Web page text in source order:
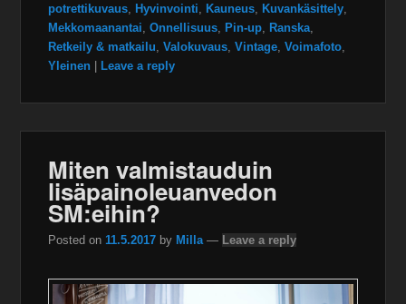
potrettikuvaus Hyvinvointi Kauneus Kuvankäsittely
Mekkomaanantai ,Onnellisuus Pin-up Ranska
Retkeily & matkailu ,Valokuvaus ,Vintage ,Voimafoto
Yleinen | Leave a reply
Miten valmistauduin
lisäpainoleuanvedon
SM:eihin?
Posted on11.5.2017 by Milla — Leave a reply